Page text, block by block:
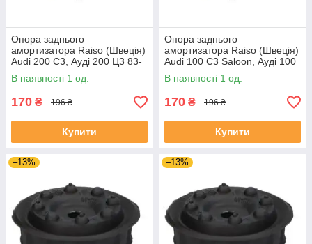
Опора заднього
амортизатора Raiso (Швеція)
Audi 200 C3, Ауді 200 Ц3 83-
#RC09701 UAOATEO4
В наявності 1 од.
170 ₴ 196 ₴
Купити
Опора заднього
амортизатора Raiso (Швеція)
Audi 100 C3 Saloon, Ауді 100
Ц3 Седан 82 - #RC09701
UAKWSGG4
В наявності 1 од.
170 ₴ 196 ₴
Купити
–13% –13%